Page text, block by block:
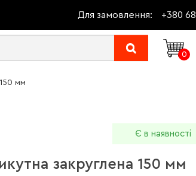
Для замовлення: +380
0
мм
Є в наявності
закруглена 150 мм